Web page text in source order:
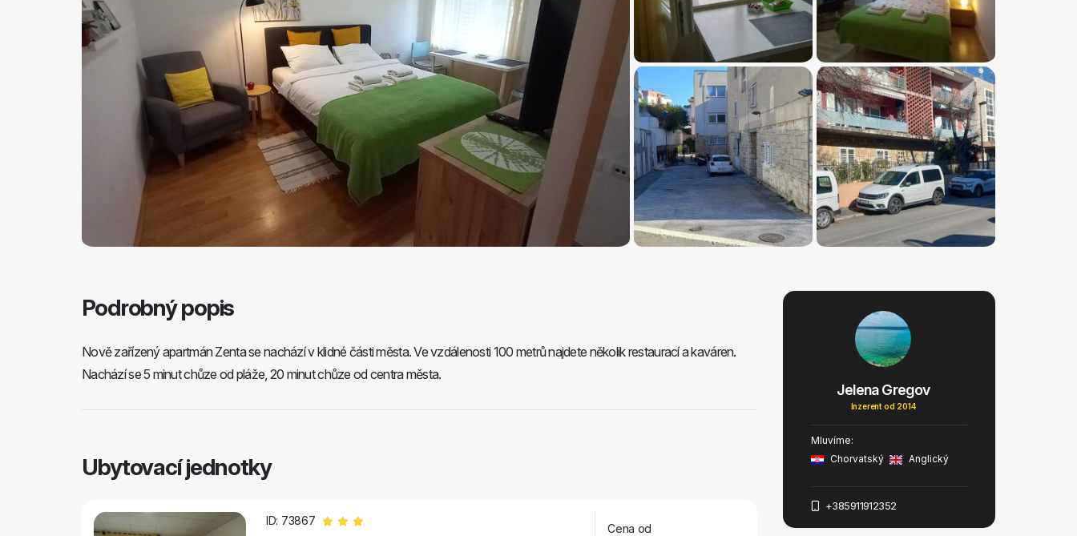
Podrobný popis
Nově zařízený apartmán Zenta se nachází v klidné části města. Ve vzdálenosti 100 metrů najdete několik restaurací a kaváren.
Nachází se 5 minut chůze od pláže, 20 minut chůze od centra města.
Ubytovací jednotky
ID: 73867
Cena od
Jelena Gregov
Inzerent od 2014
Mluvíme:
Chorvatský
Anglický
+385911912352